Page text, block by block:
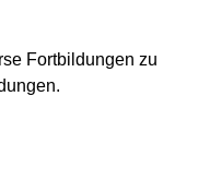
Fortbildungen zu